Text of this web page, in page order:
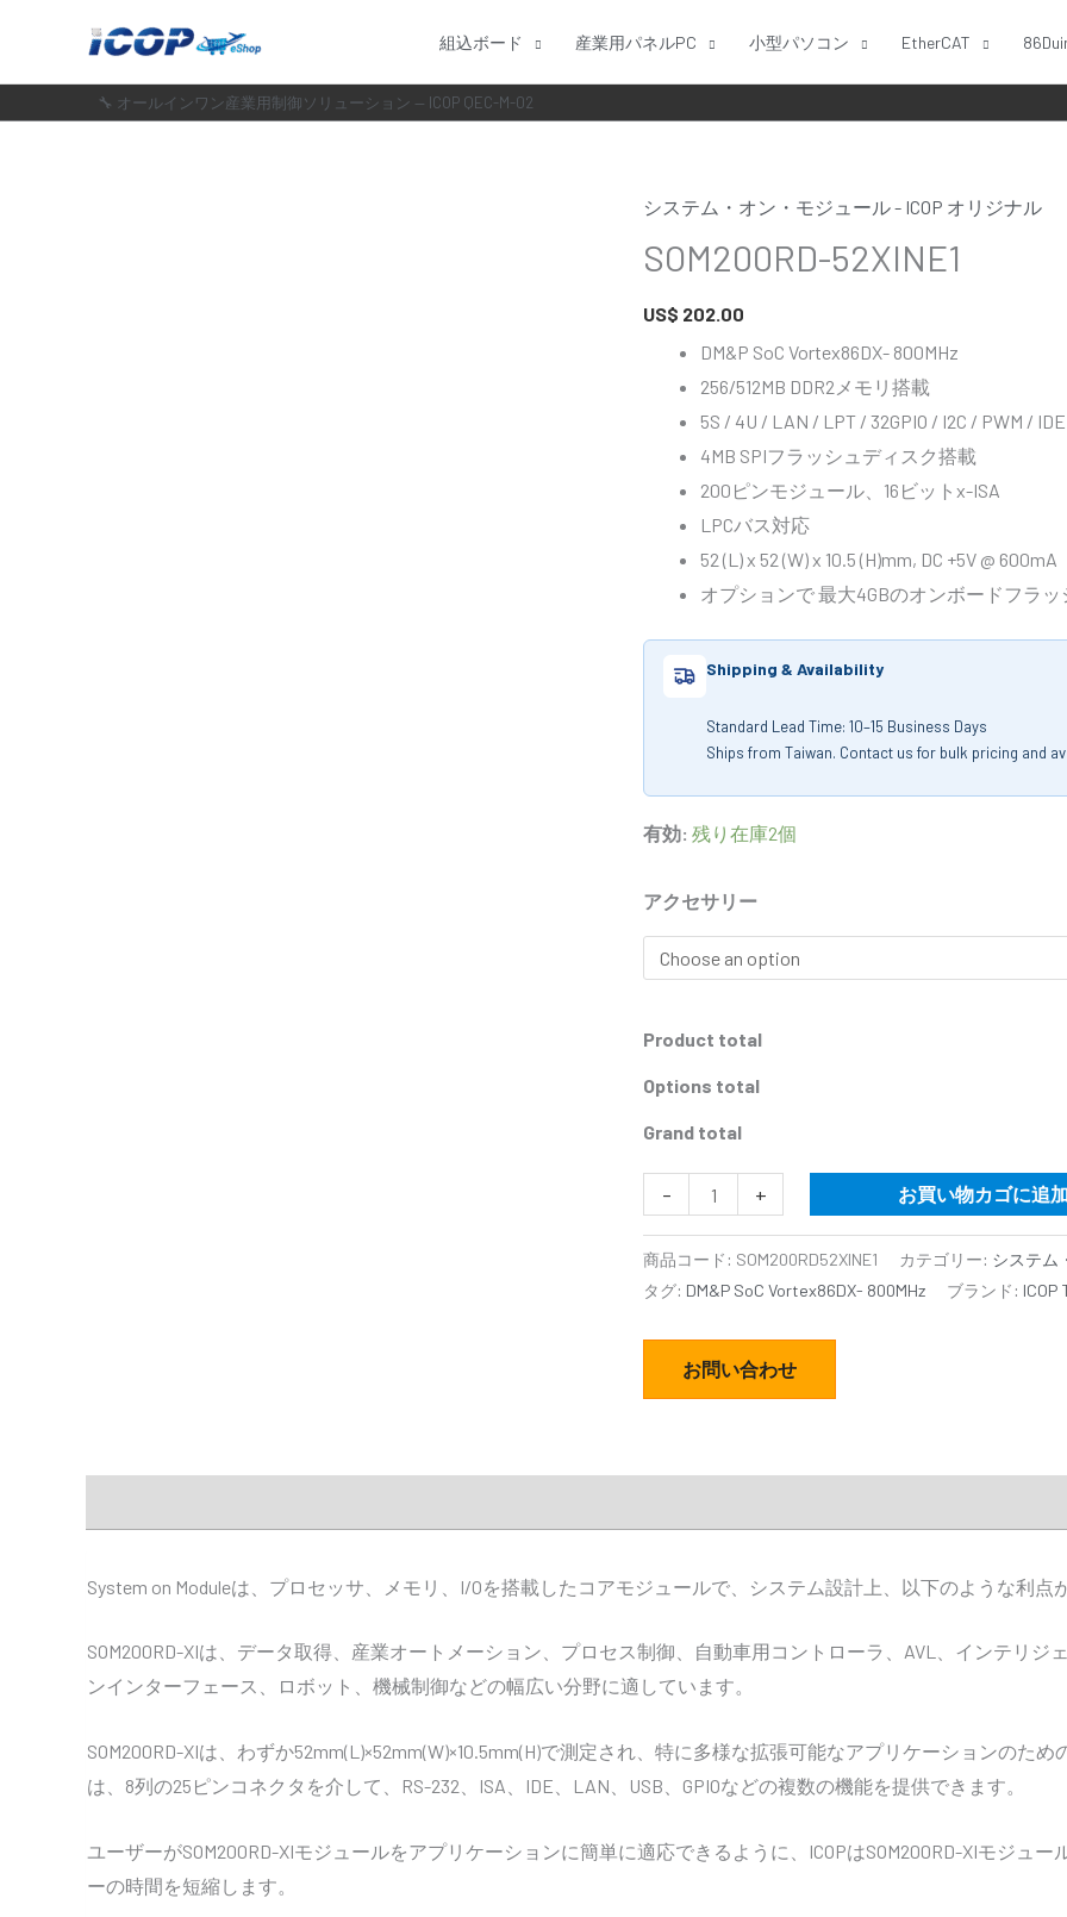
を
ス
組込ボード 産業用パネルPC 小型パソコン EtherCAT
🔧 オールインワン産業用制御ソリューション — ICOP QEC-M-02
システム・オン・モジュール - ICOP オリジナル
SOM200RD-52XINE1
US$ 202.00
DM&P SoC Vortex86DX- 800MHz
256/512MB DDR2メモリ搭載
5S / 4U / LAN / LPT / 32GPIO / I2C / PWM / IDE
4MB SPIフラッシュディスク搭載
200ピンモジュール、16ビットx-ISA
LPCバス対応
52 (L) x 52 (W) x 10.5 (H)mm, DC +5V @ 600mA
オプションで 最大4GBのオンボードフラッ
Shipping & Availability
Standard Lead Time: 10–15 Business Days
Ships from Taiwan. Contact us for bulk pricing and
有効: 残り在庫2個
アクセサリー
Product total
Options total
Grand total
-
SOM200RD-
52XINE1
+ お買い物カゴに追
商品コード: SOM200RD52XINE1 カテゴリー: システム
タグ: DM&P SoC Vortex86DX- 800MHz ブランド: ICOP
お問い合わせ
System on Moduleは、プロセッサ、メモリ、I/Oを搭載したコアモジュールで、システム設計上、以下のような利点
SOM200RD-XIは、データ取得、産業オートメーション、プロセス制御、自動車用コントローラ、AVL、インテリ
ンインターフェース、ロボット、機械制御などの幅広い分野に適しています。
SOM200RD-XIは、わずか52mm(L)×52mm(W)×10.5mm(H)で測定され、特に多様な拡張可能なアプリケーションのた
は、8列の25ピンコネクタを介して、RS-232、ISA、IDE、LAN、USB、GPIOなどの複数の機能を提供できます。
ユーザーがSOM200RD-XIモジュールをアプリケーションに簡単に適応できるように、ICOPはSOM200RD-XIモジュ
ーの時間を短縮します。